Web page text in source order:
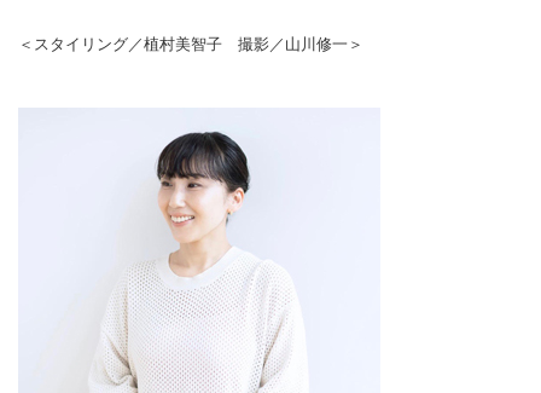
＜スタイリング／植村美智子 撮影／山川修一＞